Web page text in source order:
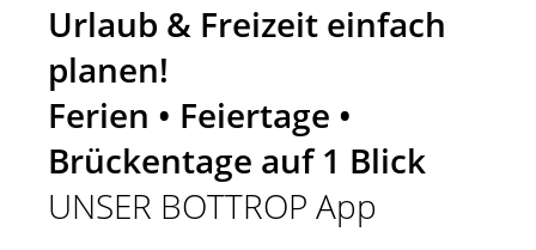
Urlaub & Freizeit einfach
planen!
Ferien • Feiertage •
Brückentage auf 1 Blick
UNSER BOTTROP App